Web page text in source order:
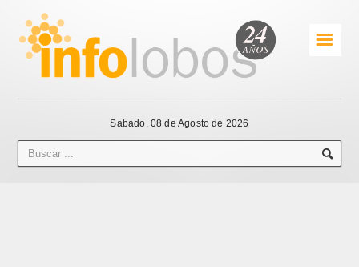
☰
Sabado, 08 de Agosto de 2026